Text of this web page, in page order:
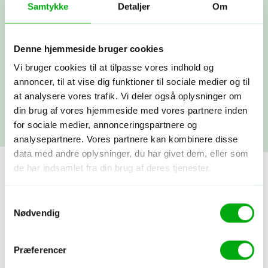
Samtykke Detaljer Om
Denne hjemmeside bruger cookies
Vi bruger cookies til at tilpasse vores indhold og
annoncer, til at vise dig funktioner til sociale medier og til
at analysere vores trafik. Vi deler også oplysninger om
din brug af vores hjemmeside med vores partnere inden
for sociale medier, annonceringspartnere og
analysepartnere. Vores partnere kan kombinere disse
data med andre oplysninger, du har givet dem, eller som
de har indsamlet fra din brug af deres tjenester.
Nødvendig
Præferencer
rejsepapirer, så du rigtig kan glæde
Afrejse
Du rejser…! Du kan altid få fat i os
under rejsen. Vi snakkes ved, når du
kommer hjem.